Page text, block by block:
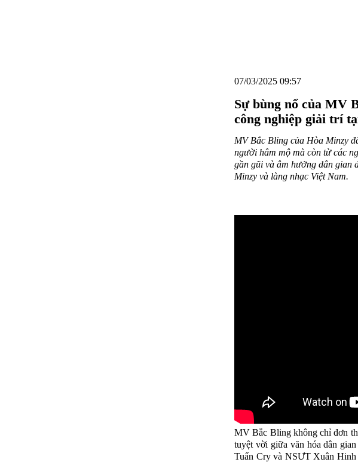
07/03/2025 09:57
Sự bùng nổ của MV
công nghiệp giải trí
MV Bắc Bling của Hòa Minzy
người hâm mộ mà còn từ các
gần gũi và âm hưởng dân gian
Minzy và làng nhạc Việt Nam.
MV Bắc Bling không chỉ đơn
tuyệt vời giữa văn hóa dân
Tuấn Cry và NSƯT Xuân Hinh